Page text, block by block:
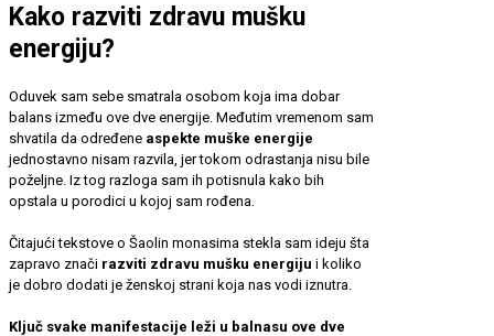
Kako razviti zdravu mušku
energiju?
Oduvek sam sebe smatrala osobom koja ima dobar
balans između ove dve energije. Međutim vremenom sam
shvatila da određene aspekte muške energije
jednostavno nisam razvila, jer tokom odrastanja nisu bile
poželjne. Iz tog razloga sam ih potisnula kako bih
opstala u porodici u kojoj sam rođena.
Čitajući tekstove o Šaolin monasima stekla sam ideju šta
zapravo znači razviti zdravu mušku energiju i koliko
je dobro dodati je ženskoj strani koja nas vodi iznutra.
Ključ svake manifestacije leži u balnasu ove dve